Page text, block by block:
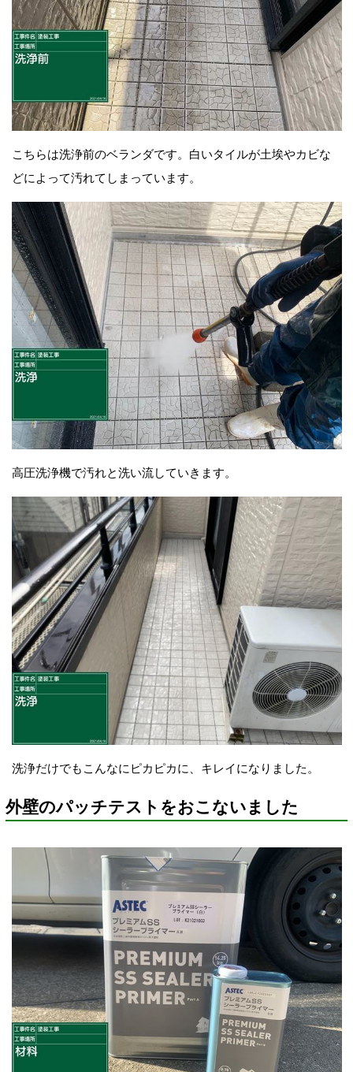
こちらは洗浄前のベランダです。白いタイルが土埃やカビな
どによって汚れてしまっています。
高圧洗浄機で汚れと洗い流していきます。
洗浄だけでもこんなにピカピカに、キレイになりました。
外壁のパッチテストをおこないました